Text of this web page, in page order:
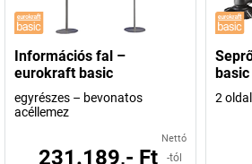
Információs fal –
eurokraft basic
egyrészes – bevonatos
acéllemez
Nettó
231.189,- Ft -tól
basic
2